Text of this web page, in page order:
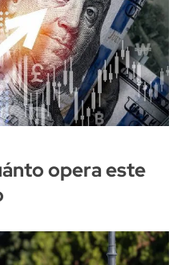
opera este